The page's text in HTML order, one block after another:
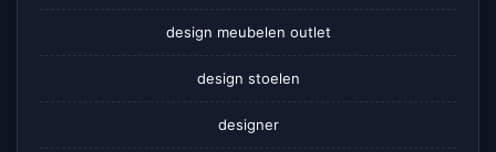
design meubelen outlet
design stoelen
designer